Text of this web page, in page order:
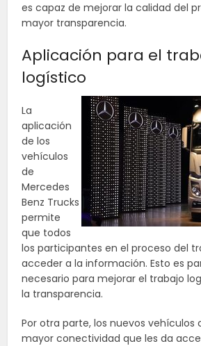
es capaz de mejorar la calidad del
mayor transparencia.
Aplicación para el
logístico
La
aplicación
de los
vehículos
de
Mercedes
Benz Trucks
permite
que todos
los participantes en el proceso del
acceder a la información. Esto es
necesario para mejorar el trabajo
la transparencia.
Por otra parte, los nuevos
mayor conectividad que les da